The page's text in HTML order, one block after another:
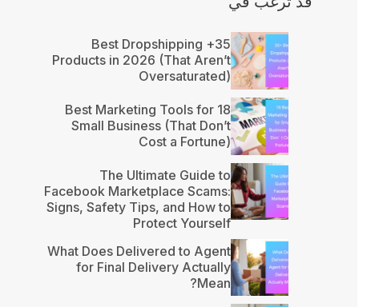
35+ Best Dropshipping
Products in 2026 (That Aren’t
Oversaturated)
18 Best Marketing Tools for
Small Business (That Don’t
Cost a Fortune)
The Ultimate Guide to
Facebook Marketplace Scams:
Signs, Safety Tips, and How to
Protect Yourself
What Does Delivered to Agent
for Final Delivery Actually
Mean?